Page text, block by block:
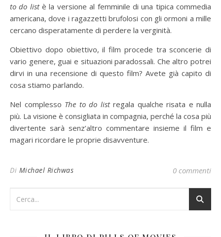
to do listè la versione al femminile di una tipica commedia
americana, dove i ragazzetti brufolosi con gli ormoni a mille
cercano disperatamente di perdere la verginità.
Obiettivo dopo obiettivo, il film procede tra sconcerie di
vario genere, guai e situazioni paradossali. Che altro potrei
dirvi in una recensione di questo film? Avete già capito di
cosa stiamo parlando.
Nel complesso The to do list regala qualche risata e nulla
più. La visione è consigliata in compagnia, perché la cosa più
divertente sarà senz’altro commentare insieme il film e
magari ricordare le proprie disavventure.
Di Michael Richwas 0 commenti